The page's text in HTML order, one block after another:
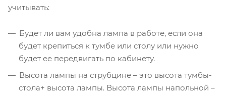
учитывать:
Будет ли вам удобна лампа в работе, если она
будет крепиться к тумбе или столу или нужно
будет ее передвигать по кабинету.
Высота лампы на струбцине – это высота тумбы-
стола+ высота лампы. Высота лампы напольной –